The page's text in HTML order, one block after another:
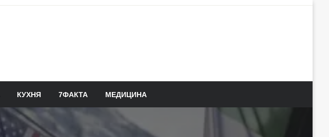
КУХНЯ 7ФАКТА МЕДИЦИНА